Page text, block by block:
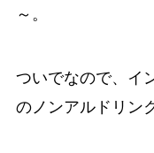
～。
ついでなので、イ
のノンアルドリン